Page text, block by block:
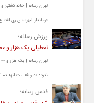
تهران رسانه | خانه کشتی
فرماندار شهرستان ری
ورزش رسانه؛
تعطیلی یک هزار و ۱۰۰ خانه کشتی در استان تهران
نکرده‌اند و فعالیت آنها
قدس رسانه؛